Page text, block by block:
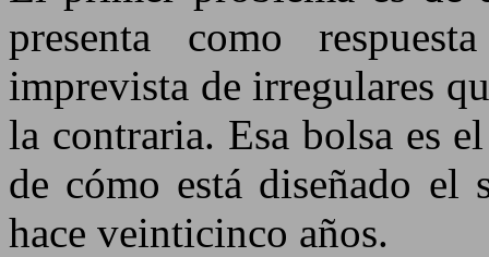
presenta como
imprevista de irregulares
la contraria. Esa bolsa es
de cómo está diseñado el
hace veinticinco años.